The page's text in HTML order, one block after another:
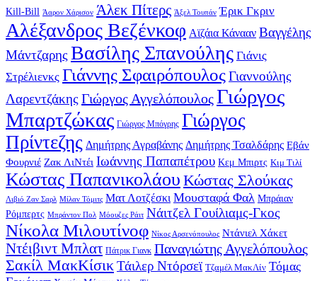
Kill-Bill Άαρον Χάρισον Άλεκ Πίτερς Άξελ Τουπάν Έρικ Γκριν
Αλέξανδρος Βεζένκοφ Αϊζάια Κάνααν Βαγγέλης
Μάντζαρης Βασίλης Σπανούλης Γιάνις
Στρέλιενκς Γιάννης ΣφαιρόπουλοςΓιαννούλης
Λαρεντζάκης Γιώργος ΑγγελόπουλοςΓιώργος
Μπαρτζώκας Γιώργος Μπόγρης Γιώργος
Πρίντεζης Δημήτρης Αγραβάνης Δημήτρης Τσαλδάρης Εβάν
Φουρνιέ Ζακ ΛιΝτέι Ιωάννης Παπαπέτρου Κεμ Μπιρτς Κιμ Τιλί
Κώστας Παπανικολάου Κώστας Σλούκας
Λιβιό Ζαν Σαρλ Μίλαν Τόμιτς Ματ Λοτζέσκι Μουσταφά Φαλ Μπράιαν
Ρόμπερτς Μπράντον Πολ Μόουζες Ράιτ Νάιτζελ Γουίλιαμς-Γκος
Νίκολα Μιλουτίνοφ Νίκος Αρσενόπουλος Ντάνιελ Χάκετ
Ντέιβιντ Μπλατ Πάτρικ Γιανκ Παναγιώτης Αγγελόπουλος
Σακίλ ΜακΚίσικΤάιλερ Ντόρσεϊ Τζαμέλ ΜακΛίν Τόμας